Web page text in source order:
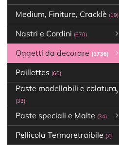
Medium, Finiture, Cracklè (19)
Nastri e Cordini (670)
Oggetti da decorare (1736)
Paillettes (60)
Paste modellabili e colatura
(33)
Paste speciali e Malte (34)
Pellicola Termoretraibile (7)